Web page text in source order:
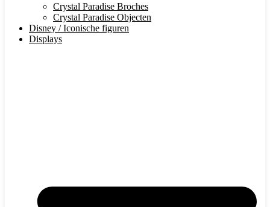
Crystal Paradise Broches
Crystal Paradise Objecten
Disney / Iconische figuren
Displays